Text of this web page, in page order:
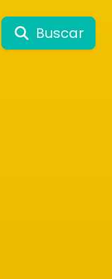
Buscar